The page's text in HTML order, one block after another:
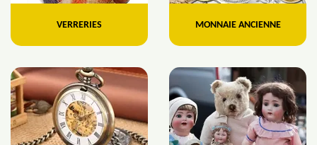
VERRERIES MONNAIE ANCIENNE